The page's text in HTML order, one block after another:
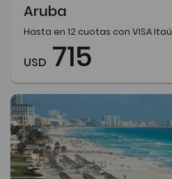
Aruba
Hasta en 12 cuotas con VISA Itaú
USD 715